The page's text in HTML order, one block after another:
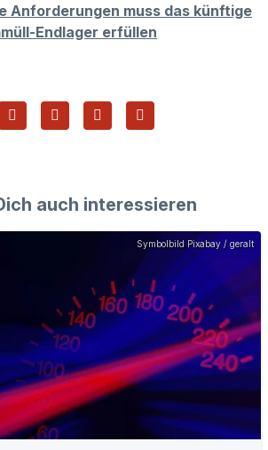
Anforderungen muss das künftige
Endlager erfüllen
auch interessieren
Symbolbild Pixabay / geralt